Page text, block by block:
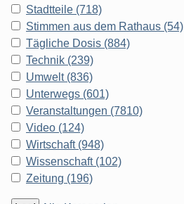
Stadtteile (718)
Stimmen aus dem Rathaus (54)
Tägliche Dosis (884)
Technik (239)
Umwelt (836)
Unterwegs (601)
Veranstaltungen (7810)
Video (124)
Wirtschaft (948)
Wissenschaft (102)
Zeitung (196)